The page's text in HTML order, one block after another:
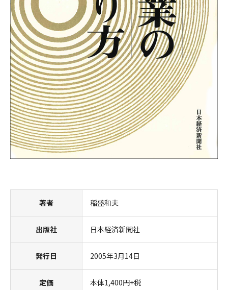
著者 稲盛和夫
出版社 日本経済新聞社
発行日 2005年3月14日
定価 本体1,400円+税